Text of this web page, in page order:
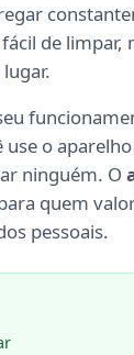
de limpar,
o
ninguém. O
quem
pessoais.